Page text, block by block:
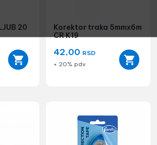
20
Korektor traka 5mmx6m
CR K19
42,00 RSD
+ 20% pdv